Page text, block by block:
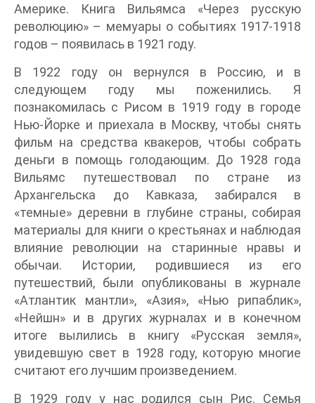
Америке. Книга Вильямса «Через русскую
революцию» – мемуары о событиях 1917-1918
годов – появилась в 1921 году.
В 1922 году он вернулся в Россию, и в
следующем году мы поженились. Я
познакомилась с Рисом в 1919 году в городе
Нью-Йорке и приехала в Москву, чтобы снять
фильм на средства квакеров, чтобы собрать
деньги в помощь голодающим. До 1928 года
Вильямс путешествовал по стране из
Архангельска до Кавказа, забирался в
«темные» деревни в глубине страны, собирая
материалы для книги о крестьянах и наблюдая
влияние революции на старинные нравы и
обычаи. Истории, родившиеся из его
путешествий, были опубликованы в журнале
«Атлантик мантли», «Азия», «Нью рипаблик»,
«Нейшн» и в других журналах и в конечном
итоге вылились в книгу «Русская земля»,
увидевшую свет в 1928 году, которую многие
считают его лучшим произведением.
В 1929 году у нас родился сын Рис. Семья